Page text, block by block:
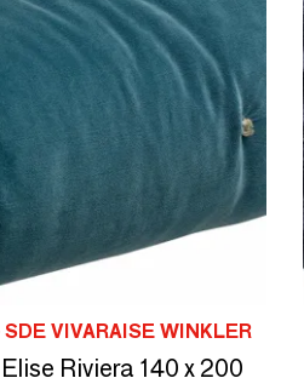
VIVARAISE WINKLER
Riviera 140 x 200